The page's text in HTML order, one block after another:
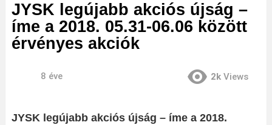
JYSK legújabb akciós újság –
íme a 2018. 05.31-06.06 között
érvényes akciók
8 éve 2k Views
JYSK legújabb akciós újság – íme a 2018.